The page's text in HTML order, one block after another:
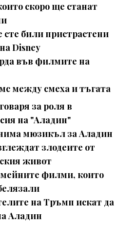
скоро ще станат
сте били пристрастени
Disney
във филмите на
между смеха и тъгата
за роля в
на "Аладин"
мюзикъл за Аладин
злодеите от
живот
филми, които
на Тръмп искат да
Аладин